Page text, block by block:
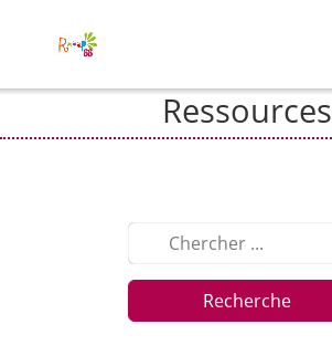
Ressources
Recherche